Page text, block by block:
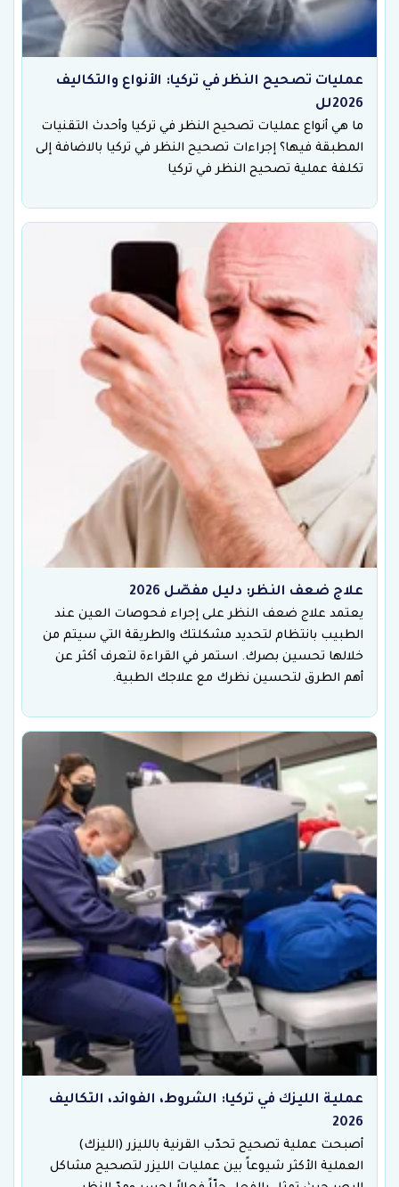
عمليات تصحيح النظر في تركيا: الأنواع والتكاليف
2026لل
ما هي أنواع عمليات تصحيح النظر في تركيا وأحدث التقنيات
المطبقة فيها؟ إجراءات تصحيح النظر في تركيا بالاضافة إلى
تكلفة عملية تصحيح النظر في تركيا
علاج ضعف النظر: دليل مفصّل 2026
يعتمد علاج ضعف النظر على إجراء فحوصات العين عند
الطبيب بانتظام لتحديد مشكلتك والطريقة التي سيتم من
خلالها تحسين بصرك. استمر في القراءة لتعرف أكثر عن
أهم الطرق لتحسين نظرك مع علاجك الطبية.
عملية الليزك في تركيا: الشروط، الفوائد، التكاليف
2026
أصبحت عملية تصحيح تحدّب القرنية بالليزر (الليزك)
العملية الأكثر شيوعاً بين عمليات الليزر لتصحيح مشاكل